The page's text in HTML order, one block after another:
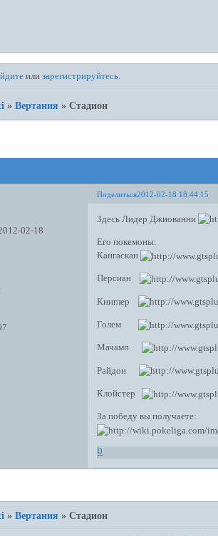
илизарегистрируйтесь.
»Вертания »Стадион
Поделиться2012-02-18 18:44:15
02-18
Здесь Лидер Джиованни
Его покемоны:
Кангаскан
Персиан
Кинглер
Голем
Мачамп
Райдон
Клойстер
За победу вы получаете:
0
»Вертания »Стадион